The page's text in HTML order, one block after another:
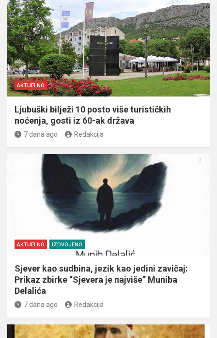
AKTUELNO
Ljubuški bilježi 10 posto više turističkih
noćenja, gosti iz 60-ak država
7 dana ago Redakcija
AKTUELNO IZDVOJENO
Sjever kao sudbina, jezik kao jedini zavičaj:
Prikaz zbirke “Sjevera je najviše” Muniba
Delalića
7 dana ago Redakcija